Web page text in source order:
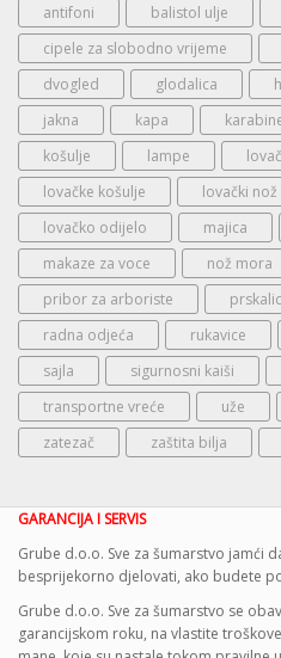
antifoni balistol ulje
cipele za slobodno vrijeme
dvogled
glodalica
jakna
kapa
košulje
lampe
lovačke košulje
lovački nož
lovačko odijelo
majica
makaze za voce
nož mora
pribor za arboriste
radna odjeća
rukavice
sajla
sigurnosni kaiši
transportne vreće
uže
zatezač
zaštita bilja
GARANCIJA I SERVIS
Grube d.o.o. Sve za šumarstvo jamći
besprijekorno djelovati, ako budete
Grube d.o.o. Sve za šumarstvo se
garancijskom roku, na vlastite